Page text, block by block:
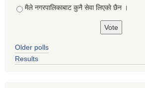
मैले नगरपालिकाबाट कुनै सेवा लिएकाे छैन ।
Older polls
Results